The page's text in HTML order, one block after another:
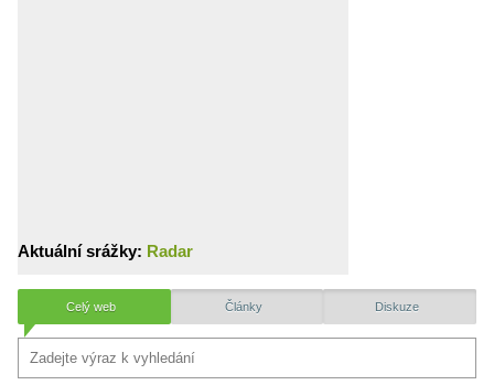
Aktuální srážky: Radar
Celý web Články Diskuze